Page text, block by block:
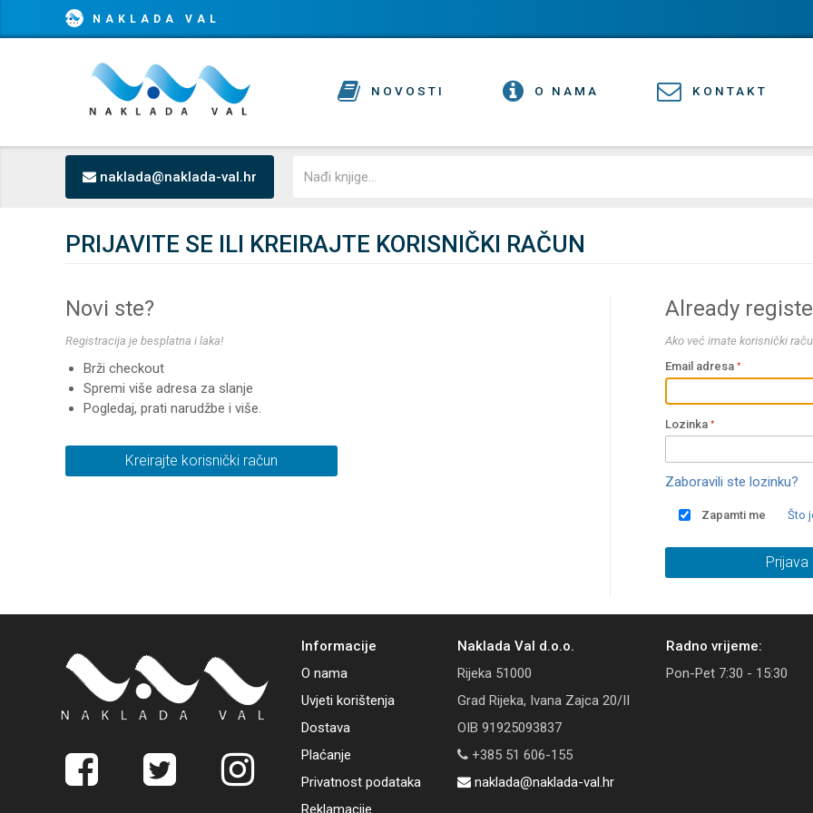
NAKLADA VAL
NOVOSTI O NAMA KONTAKT
naklada@naklada-val.hr
PRIJAVITE SE ILI KREIRAJTE KORISNIČKI RAČUN
Novi ste?
Registracija je besplatna i laka!
Brži checkout
Spremi više adresa za slanje
Pogledaj, prati narudžbe i više.
Kreirajte korisnički račun
Already
Ako već imate korisnički
Email adresa
Lozinka
Zaboravili ste lozinku?
Zapamti me Što
Prijava
Informacije
O nama
Uvjeti korištenja
Dostava
Plaćanje
Privatnost podataka
Reklamacije
Naklada Val d.o.o.
Rijeka 51000
Grad Rijeka, Ivana Zajca 20/II
OIB 91925093837
+385 51 606-155
naklada@naklada-val.hr
Radno vrijeme:
Pon-Pet 7:30 - 15:30